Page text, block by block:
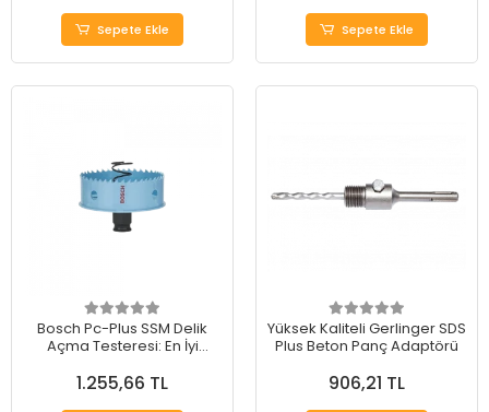
Sepete Ekle Sepete Ekle
Bosch Pc-Plus SSM Delik
Açma Testeresi: En İyi
1.255,66 TL
Yüksek Kaliteli Gerlinger SDS
Plus Beton Panç Adaptörü
906,21 TL